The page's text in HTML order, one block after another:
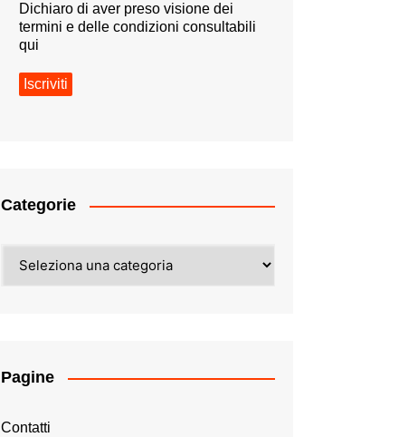
Dichiaro di aver preso visione dei
termini e delle condizioni consultabili
qui
Categorie
Pagine
Contatti